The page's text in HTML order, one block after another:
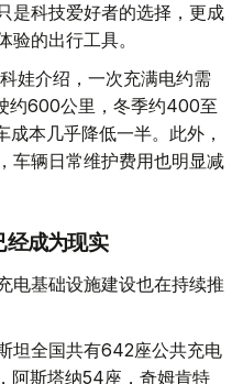
是科技爱好者的选择，更成
的出行工具。
娃介绍，一次充满电约需
约600公里，冬季约400至
本几乎降低一半。此外，
车辆日常维护费用也明显减
经成为现实
电基础设施建设也在持续推
坦全国共有642座公共充电
阿斯塔纳54座，奇姆肯特